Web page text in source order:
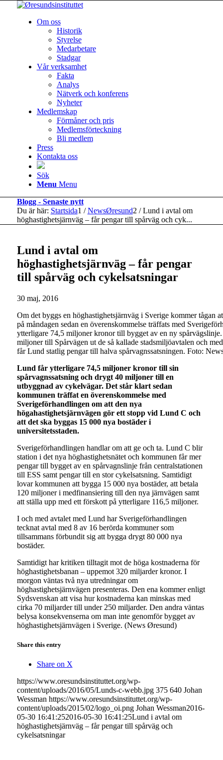
Om oss
Historik
Styrelse
Medarbetare
Stadgar
Vår verksamhet
Fakta
Analys
Nätverk och konferens
Nyheter
Medlemskap
Förmåner och pris
Medlemsförteckning
Bli medlem
Press
Kontakta oss
Sök
Menu Menu
Blogg - Senaste nytt
Du är här: Startsida1 / NewsØresund2 / Lund i avtal om
höghastighetsjärnväg – får pengar till spårväg och cyk...
Lund i avtal om
höghastighetsjärnväg – får pengar
till spårväg och cykelsatsningar
30 maj, 2016
Om det byggs en höghastighetsjärnväg i Sverige kommer tågan
på måndagen sedan en överenskommelse träffats med
ytterligare 74,5 miljoner kronor till bygget av en ny
miljoner till Spårvägen ut de så kallade stadsmiljöavtalen och
får Lund statlig pengar till halva spårvagnssatsningen. Foto:
Lund får ytterligare 74,5 miljoner kronor till sin
spårvagnssatsning och drygt 40 miljoner till en
utbyggnad av cykelvägar. Det står klart sedan
kommunen träffat en överenskommelse med
Sverigeförhandlingen om att den nya
högahastighetsjärnvägen gör ett stopp vid Lund C och
att det ska byggas 15 000 nya bostäder i
universitetsstaden.
Sverigeförhandlingen handlar om att ge och ta. Lund C blir
station i det nya höghastighetsnätet och kommunen får mer
pengar till bygget av en spårvagnslinje från centralstationen
till ESS samt pengar till en stor cykelsatsning. Samtidigt
lovar kommunen att bygga 15 000 nya bostäder, att betala
120 miljoner i medfinansiering till den nya järnvägen samt
att ställa upp med ett förskott på ytterligare 116,5 miljoner.
I och med avtalet med Lund har Sverigeförhandlingen
tecknat avtal med 8 av 16 berörda kommuner som
tillsammans förbundit sig att bygga drygt 80 000 nya
bostäder.
Samtidigt har kritiken tilltagit mot de höga kostnaderna för
höghastighetsbanan – uppemot 320 miljarder kronor. I
morgon väntas två nya utredningar om
höghastighetsjärnvägen presenteras. Den ena kommer enligt
Sydsvenskan att visa hur kostnaderna kan minskas med
cirka 70 miljarder till under 250 miljarder. Den andra väntas
belysa konsekvenserna om man inte genomför bygget av
höghastighetsjärnvägen i Sverige. (News Øresund)
Share this entry
Share on X
https://www.oresundsinstituttet.org/wp-
content/uploads/2016/05/Lunds-c-webb.jpg 375 640 Johan
Wessman https://www.oresundsinstituttet.org/wp-
content/uploads/2015/02/logo_oi.png Johan Wessman2016-
05-30 16:41:252016-05-30 16:41:25Lund i avtal om
höghastighetsjärnväg – får pengar till spårväg och
cykelsatsningar